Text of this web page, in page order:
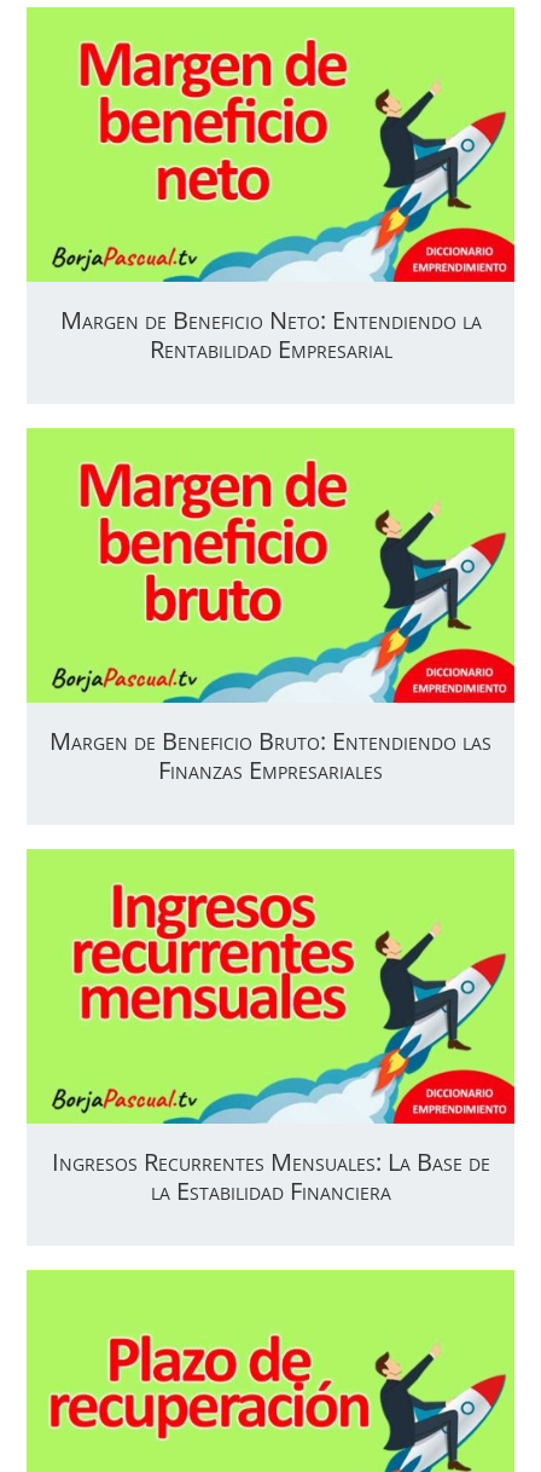
Margen de Beneficio Neto: Entendiendo la
Rentabilidad Empresarial
Margen de Beneficio Bruto: Entendiendo las
Finanzas Empresariales
Ingresos Recurrentes Mensuales: La Base de
la Estabilidad Financiera